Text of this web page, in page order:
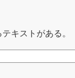
キストがある。